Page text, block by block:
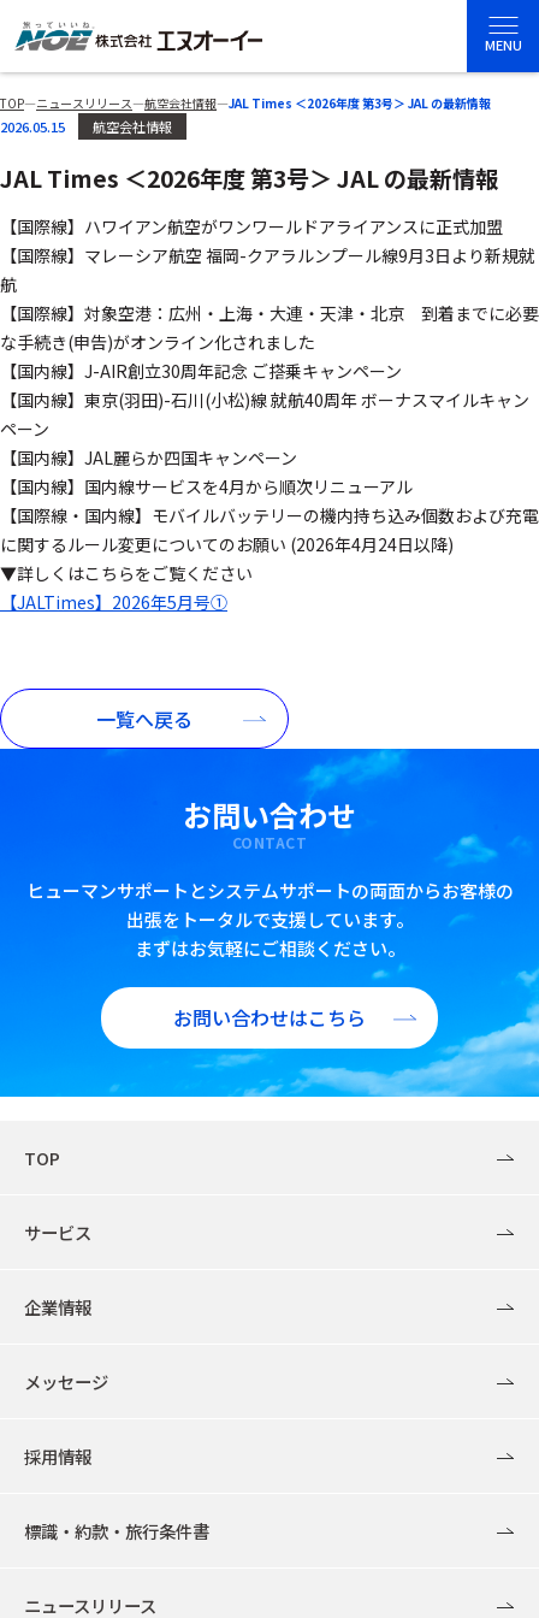
MENU
TOP―ニュースリリース―航空会社情報―JAL Times ＜2026年度 第3号＞ JAL の最新情報
2026.05.15 航空会社情報
JAL Times ＜2026年度 第3号＞ JAL の最新情報
【国際線】ハワイアン航空がワンワールドアライアンスに正式加盟
【国際線】マレーシア航空 福岡-クアラルンプール線9月3日より新規就
航
【国際線】対象空港：広州・上海・大連・天津・北京 到着までに必要
な手続き(申告)がオンライン化されました
【国内線】J-AIR創立30周年記念 ご搭乗キャンペーン
【国内線】東京(羽田)-石川(小松)線 就航40周年 ボーナスマイルキャン
ペーン
【国内線】JAL麗らか四国キャンペーン
【国内線】国内線サービスを4月から順次リニューアル
【国際線・国内線】モバイルバッテリーの機内持ち込み個数および充電
に関するルール変更についてのお願い (2026年4月24日以降)
▼詳しくはこちらをご覧ください
【JALTimes】2026年5月号①
一覧へ戻る
お問い合わせ
CONTACT
ヒューマンサポートとシステムサポートの両面からお客様の
出張をトータルで支援しています。
まずはお気軽にご相談ください。
お問い合わせはこちら
TOP
サービス
企業情報
メッセージ
採用情報
標識・約款・旅行条件書
ニュースリリース